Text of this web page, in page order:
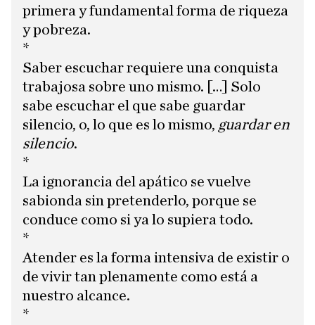
primera y fundamental forma de riqueza
y pobreza.
*
Saber escuchar requiere una conquista
trabajosa sobre uno mismo. […] Solo
sabe escuchar el que sabe guardar
silencio, o, lo que es lo mismo, guardar en
silencio.
*
La ignorancia del apático se vuelve
sabionda sin pretenderlo, porque se
conduce como si ya lo supiera todo.
*
Atender es la forma intensiva de existir o
de vivir tan plenamente como está a
nuestro alcance.
*